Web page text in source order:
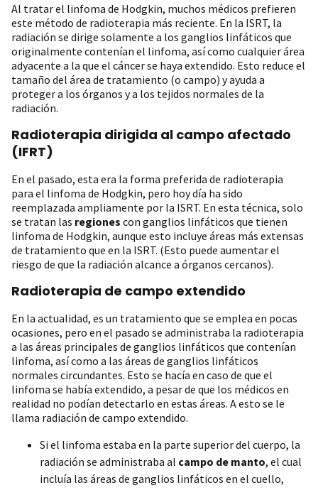
Al tratar el linfoma de Hodgkin, muchos médicos prefieren
este método de radioterapia más reciente. En la ISRT, la
radiación se dirige solamente a los ganglios linfáticos que
originalmente contenían el linfoma, así como cualquier área
adyacente a la que el cáncer se haya extendido. Esto reduce el
tamaño del área de tratamiento (o campo) y ayuda a
proteger a los órganos y a los tejidos normales de la
radiación.
Radioterapia dirigida al campo afectado
(IFRT)
En el pasado, esta era la forma preferida de radioterapia
para el linfoma de Hodgkin, pero hoy día ha sido
reemplazada ampliamente por la ISRT. En esta técnica, solo
se tratan las regiones con ganglios linfáticos que tienen
linfoma de Hodgkin, aunque esto incluye áreas más extensas
de tratamiento que en la ISRT. (Esto puede aumentar el
riesgo de que la radiación alcance a órganos cercanos).
Radioterapia de campo extendido
En la actualidad, es un tratamiento que se emplea en pocas
ocasiones, pero en el pasado se administraba la radioterapia
a las áreas principales de ganglios linfáticos que contenían
linfoma, así como a las áreas de ganglios linfáticos
normales circundantes. Esto se hacía en caso de que el
linfoma se había extendido, a pesar de que los médicos en
realidad no podían detectarlo en estas áreas. A esto se le
llama radiación de campo extendido.
Si el linfoma estaba en la parte superior del cuerpo, la
radiación se administraba al campo de manto, el cual
incluía las áreas de ganglios linfáticos en el cuello,